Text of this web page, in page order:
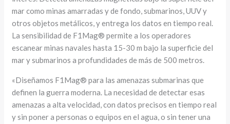
mar como minas amarradas y de fondo, submarinos, UUV y
otros objetos metálicos, y entrega los datos en tiempo real.
La sensibilidad de F1Mag® permite a los operadores
escanear minas navales hasta 15-30 m bajo la superficie del
mar y submarinos a profundidades de más de 500 metros.
«Diseñamos F1Mag® para las amenazas submarinas que
definen la guerra moderna. La necesidad de detectar esas
amenazas a alta velocidad, con datos precisos en tiempo real
y sin poner a personas o equipos en el agua, o sin tener una